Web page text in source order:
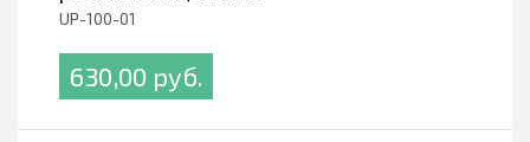
UP-100-01
630,00 pуб.